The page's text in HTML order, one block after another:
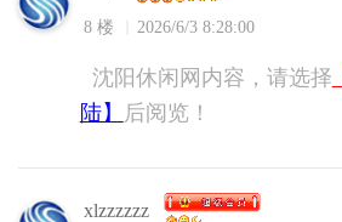
8 楼 2026/6/3 8:28:00
沈阳休闲网内容，请选择
陆】
后阅览！
xlzzzzzz